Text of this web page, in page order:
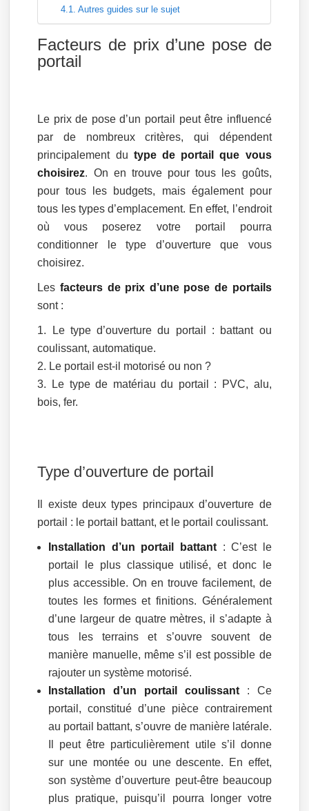
Autres guides sur le sujet
Facteurs de prix d’une pose de
portail
Le prix de pose d’un portail peut être influencé
par de nombreux critères, qui dépendent
principalement du type de portail que vous
choisirez. On en trouve pour tous les goûts,
pour tous les budgets, mais également pour
tous les types d’emplacement. En effet, l’endroit
où vous poserez votre portail pourra
conditionner le type d’ouverture que vous
choisirez.
Lesfacteurs de prix d’une pose de portails
sont :
Le type d’ouverture du portail : battant ou
coulissant, automatique.
Le portail est-il motorisé ou non ?
Le type de matériau du portail : PVC, alu,
bois, fer.
Type d’ouverture de portail
Il existe deux types principaux d’ouverture de
portail : le portail battant, et le portail coulissant.
Installation d’un portail battant : C’est le
portail le plus classique utilisé, et donc le
plus accessible. On en trouve facilement, de
toutes les formes et finitions. Généralement
d’une largeur de quatre mètres, il s’adapte à
tous les terrains et s’ouvre souvent de
manière manuelle, même s’il est possible de
rajouter un système motorisé.
Installation d’un portail coulissant: Ce
portail, constitué d’une pièce contrairement
au portail battant, s’ouvre de manière latérale.
Il peut être particulièrement utile s’il donne
sur une montée ou une descente. En effet,
son système d’ouverture peut-être beaucoup
plus pratique, puisqu’il pourra longer votre